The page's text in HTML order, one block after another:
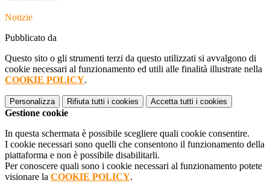
Notizie
Pubblicato da
Questo sito o gli strumenti terzi da questo utilizzati si avvalgono di
cookie necessari al funzionamento ed utili alle finalità illustrate nella
COOKIE POLICY.
Personalizza Rifiuta tutti i cookies Accetta tutti i cookies
Gestione cookie
In questa schermata è possibile scegliere quali cookie consentire.
I cookie necessari sono quelli che consentono il funzionamento della
piattaforma e non è possibile disabilitarli.
Per conoscere quali sono i cookie necessari al funzionamento potete
visionare la COOKIE POLICY.